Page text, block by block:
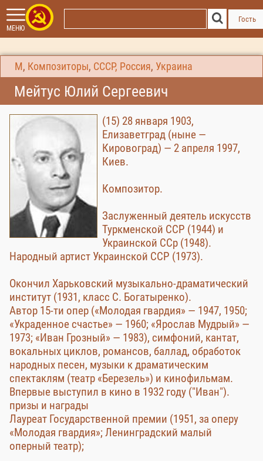
МЕНЮ
Гость
М , Композиторы, СССР, Россия, Украина
Мейтус Юлий Сергеевич
(15) 28 января 1903,
Елизаветград (ныне —
Кировоград) — 2 апреля 1997,
Киев.
Композитор.
Заслуженный деятель искусств
Туркменской ССР (1944) и
Украинской ССр (1948).
Народный артист Украинской ССР (1973).
Окончил Харьковский музыкально-драматический
институт (1931, класс С. Богатыренко).
Автор 15-ти опер («Молодая гвардия» — 1947, 1950;
«Украденное счастье» — 1960; «Ярослав Мудрый» —
1973; «Иван Грозный» — 1983), симфоний, кантат,
вокальных циклов, романсов, баллад, обработок
народных песен, музыки к драматическим
спектаклям (театр «Березель») и кинофильмам.
Впервые выступил в кино в 1932 году ("Иван").
призы и награды
Лауреат Государственной премии (1951, за оперу
«Молодая гвардия»; Ленинградский малый
оперный театр);